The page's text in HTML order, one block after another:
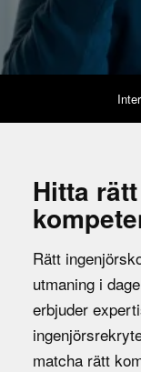
Hitta
Rätt
utmaning i
erbjuder
matcha rätt